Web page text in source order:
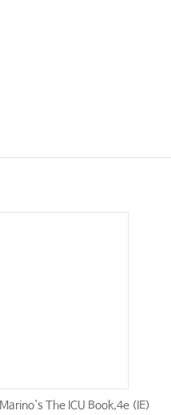
Marino`s The ICU Book,4e (IE)